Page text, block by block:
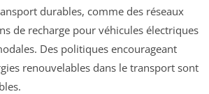
durables, comme des réseaux
de recharge pour véhicules électriques
Des politiques encourageant
renouvelables dans le transport sont